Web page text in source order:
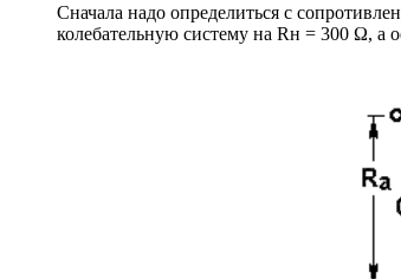
Сначала надо определиться с
колебательную систему на Rн = 300 Ω, а